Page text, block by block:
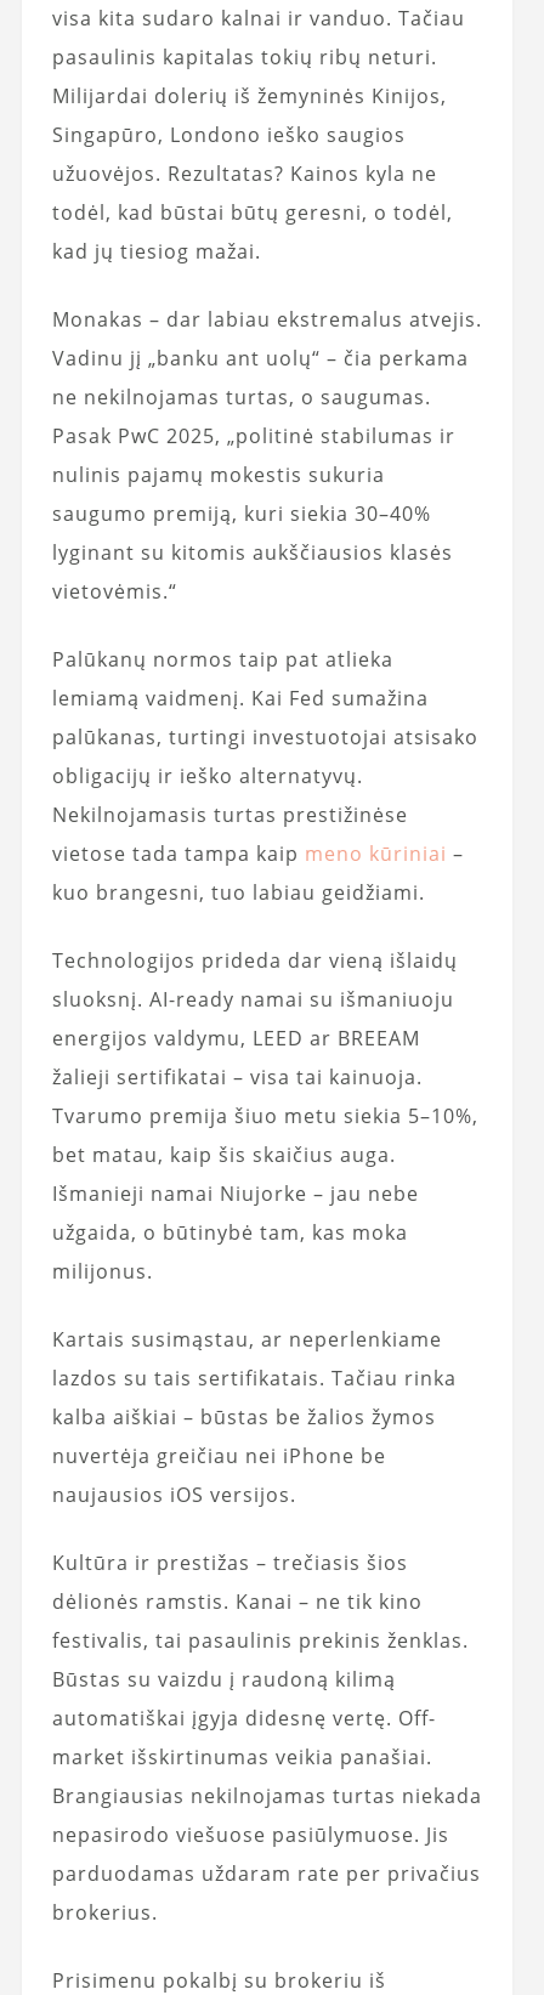
visa kita sudaro kalnai ir vanduo. Tačiau
pasaulinis kapitalas tokių ribų neturi.
Milijardai dolerių iš žemyninės Kinijos,
Singapūro, Londono ieško saugios
užuovėjos. Rezultatas? Kainos kyla ne
todėl, kad būstai būtų geresni, o todėl,
kad jų tiesiog mažai.
Monakas – dar labiau ekstremalus atvejis.
Vadinu jį „banku ant uolų“ – čia perkama
ne nekilnojamas turtas, o saugumas.
Pasak PwC 2025, „politinė stabilumas ir
nulinis pajamų mokestis sukuria
saugumo premiją, kuri siekia 30–40%
lyginant su kitomis aukščiausios klasės
vietovėmis.“
Palūkanų normos taip pat atlieka
lemiamą vaidmenį. Kai Fed sumažina
palūkanas, turtingi investuotojai atsisako
obligacijų ir ieško alternatyvų.
Nekilnojamasis turtas prestižinėse
vietose tada tampa kaip meno kūriniai –
kuo brangesni, tuo labiau geidžiami.
Technologijos prideda dar vieną išlaidų
sluoksnį. AI-ready namai su išmaniuoju
energijos valdymu, LEED ar BREEAM
žalieji sertifikatai – visa tai kainuoja.
Tvarumo premija šiuo metu siekia 5–10%,
bet matau, kaip šis skaičius auga.
Išmanieji namai Niujorke – jau nebe
užgaida, o būtinybė tam, kas moka
milijonus.
Kartais susimąstau, ar neperlenkiame
lazdos su tais sertifikatais. Tačiau rinka
kalba aiškiai – būstas be žalios žymos
nuvertėja greičiau nei iPhone be
naujausios iOS versijos.
Kultūra ir prestižas – trečiasis šios
dėlionės ramstis. Kanai – ne tik kino
festivalis, tai pasaulinis prekinis ženklas.
Būstas su vaizdu į raudoną kilimą
automatiškai įgyja didesnę vertę. Off-
market išskirtinumas veikia panašiai.
Brangiausias nekilnojamas turtas niekada
nepasirodo viešuose pasiūlymuose. Jis
parduodamas uždaram rate per privačius
brokerius.
Prisimenu pokalbį su brokeriu iš